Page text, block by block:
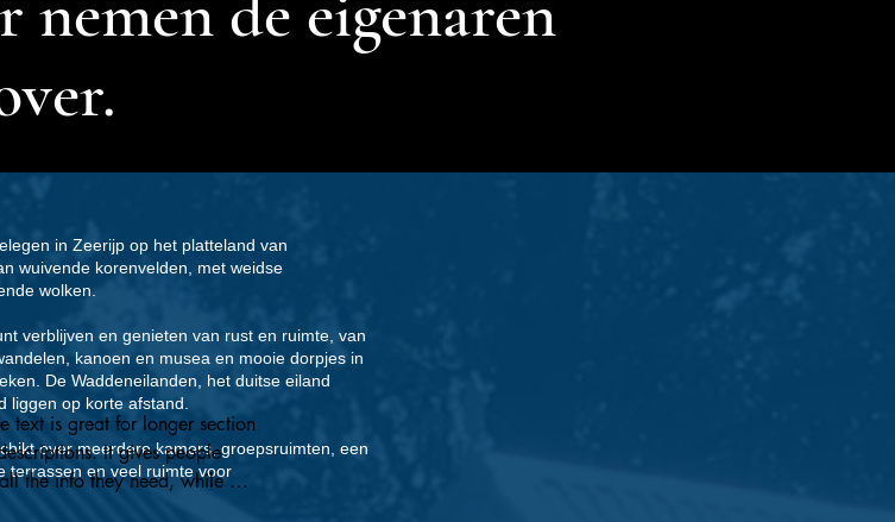
in Zeerijp op het platteland van
wuivende korenvelden, met weidse
wolken.
verblijven en genieten van rust en ruimte, van
kanoen en musea en mooie dorpjes in
De Waddeneilanden, het duitse eiland
liggen op korte afstand.
over meerdere kamers, groepsruimten, een
terrassen en veel ruimte voor
text is great for longer section
It gives people
the info they need, while